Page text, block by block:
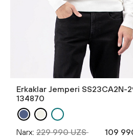
Erkaklar Jemperi SS23CA2N-
134870
Narx: 229 990 UZS 109